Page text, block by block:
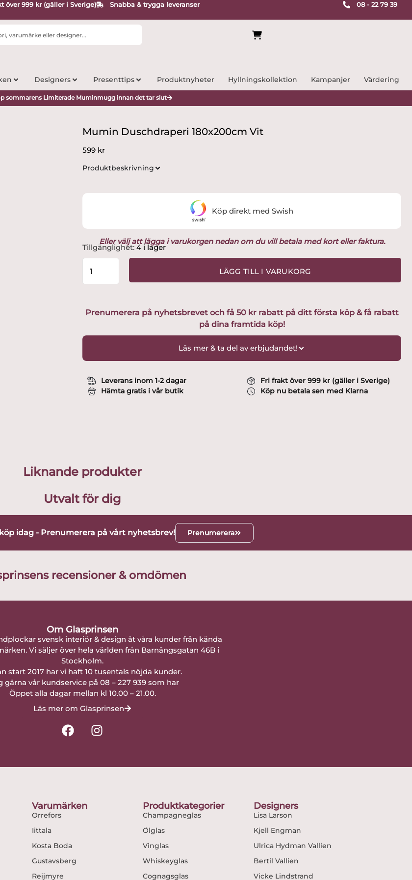
över 999 kr (gäller i Sverige) Snabba & trygga leveranser 08 - 22 79 39
Designers Presenttips Produktnyheter Hyllningskollektion Kampanjer Värdering
sommarens Limiterade Muminmugg innan det tar slut
Mumin Duschdraperi 180x200cm Vit
599 kr
Produktbeskrivning
Eller välj att lägga i varukorgen nedan om du vill betala med kort eller faktura.
Tillgänglighet: 4 i lager
Mumin
Duschdraperi
180x200cm
LÄGG TILL I VARUKORG
Köp direkt med Swish
Prenumerera på nyhetsbrevet och få 50 kr rabatt på ditt första köp & få rabatt
på dina framtida köp!
Läs mer & ta del av erbjudandet!
Leverans inom 1-2 dagar
Hämta gratis i vår butik
Fri frakt över 999 kr (gäller i Sverige)
Köp nu betala sen med Klarna
Liknande produkter
Utvalt för dig
idag - Prenumerera på vårt nyhetsbrev! Prenumerera
recensioner & omdömen
Om Glasprinsen
svensk interiör & design åt våra kunder från kända
Vi säljer över hela världen från Barnängsgatan 46B i
Stockholm.
start 2017 har vi haft 10 tusentals nöjda kunder.
gärna vår kundservice på 08 – 227 939 som har
Öppet alla dagar mellan kl 10.00 – 21.00.
Läs mer om Glasprinsen
F
a
k
I
n
Varumärken
Orrefors
Iittala
Kosta Boda
Gustavsberg
Reijmyre
Produktkategorier
Champagneglas
Ölglas
Vinglas
Whiskeyglas
Cognagsglas
Designers
Lisa Larson
Kjell Engman
Ulrica Hydman Vallien
Bertil Vallien
Vicke Lindstrand